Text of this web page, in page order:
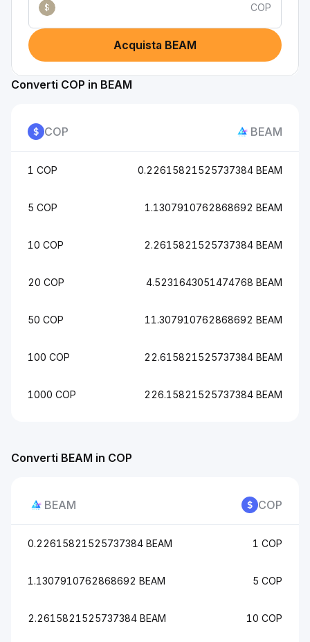
$
COP
Acquista BEAM
Converti BEAM in COP
BEAM COP
0.22615821525737384 BEAM 1 COP
1.1307910762868692 BEAM 5 COP
2.2615821525737384 BEAM 10 COP
Converti COP in BEAM
COP BEAM
1 COP 0.22615821525737384 BEAM
5 COP 1.1307910762868692 BEAM
10 COP 2.2615821525737384 BEAM
20 COP 4.5231643051474768 BEAM
50 COP 11.307910762868692 BEAM
100 COP 22.615821525737384 BEAM
1000 COP 226.15821525737384 BEAM